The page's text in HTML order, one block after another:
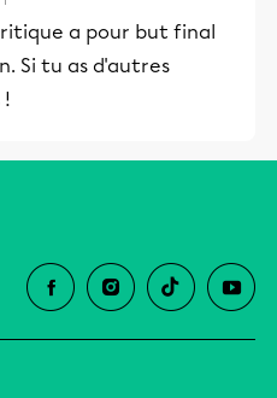
a pour but final
Si tu as d'autres
!